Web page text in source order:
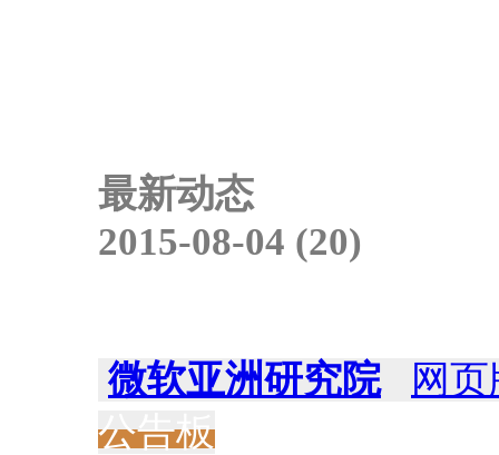
最新动态
2015-08-04 (20)
微软亚洲研究院
网
公告板